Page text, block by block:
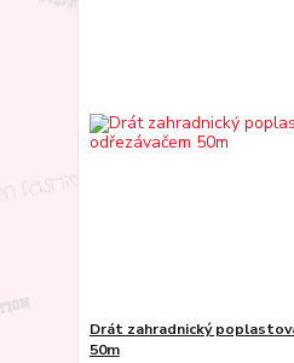
Drát zahradnický
50m